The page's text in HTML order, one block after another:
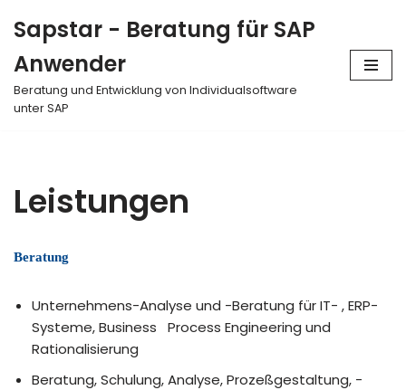
Inhalt
springen
Sapstar - Beratung für SAP
Anwender
Beratung und Entwicklung von Individualsoftware
unter SAP
Leistungen
Beratung
Unternehmens-Analyse und -Beratung für IT- , ERP-
Systeme, Business Process Engineering und
Rationalisierung
Beratung, Schulung, Analyse, Prozeßgestaltung, -